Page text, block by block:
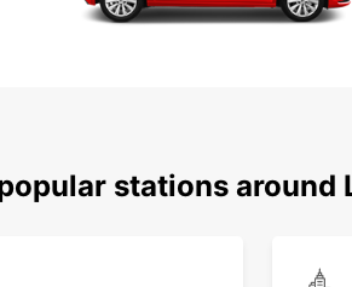
stations around